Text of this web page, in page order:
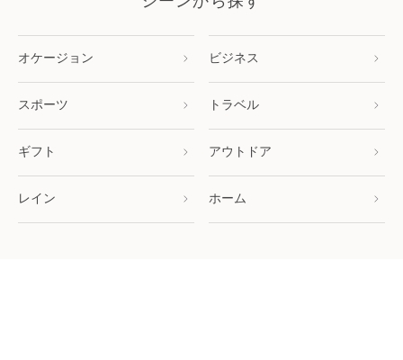
オケージョン ビジネス
スポーツ トラベル
ギフト アウトドア
レイン ホーム